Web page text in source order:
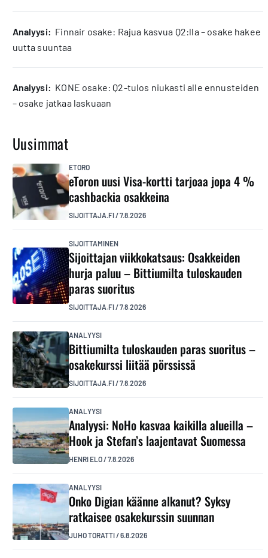
analyysi: Finnair osake: Rajua kasvua Q2:lla – osake hakee
uutta suuntaa
analyysi: KONE osake: Q2-tulos niukasti alle ennusteiden
– osake jatkaa laskuaan
Uusimmat
ETORO
eToron uusi Visa-kortti tarjoaa jopa 4 %
cashbackia osakkeina
SIJOITTAJA.FI/7.8.2026
SIJOITTAMINEN
Sijoittajan viikkokatsaus: Osakkeiden
hurja paluu – Bittiumilta tuloskauden
paras suoritus
SIJOITTAJA.FI/7.8.2026
ANALYYSI
Bittiumilta tuloskauden paras suoritus –
osakekurssi liitää pörssissä
SIJOITTAJA.FI/7.8.2026
ANALYYSI
Analyysi: NoHo kasvaa kaikilla alueilla –
Hook ja Stefan’s laajentavat Suomessa
HENRI ELO/7.8.2026
ANALYYSI
Onko Digian käänne alkanut? Syksy
ratkaisee osakekurssin suunnan
JUHO TORATTI/6.8.2026